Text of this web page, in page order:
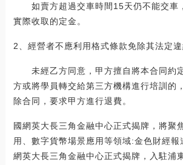
如賣方超過交車時間15天仍不能交車
實際收取的定金。
2、經營者不應利用格式條款免除其法定
未經乙方同意，甲方擅自將本合同約
方或將學員轉交給第三方機構進行培訓的
除合同，要求甲方進行退費。
國網英大長三角金融中心正式揭牌，將聚
用、數字貨幣場景應用等領域:金色財經
網英大長三角金融中心正式揭牌，入駐浦